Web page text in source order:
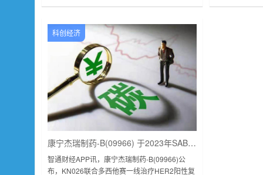
科创经济
康宁杰瑞制药-B(09966) 于2023年SABCS大会上展示KN026的最新研究情况
智通财经APP讯，康宁杰瑞制药-B(09966)公
布，KN026联合多西他赛一线治疗HER2阳性复